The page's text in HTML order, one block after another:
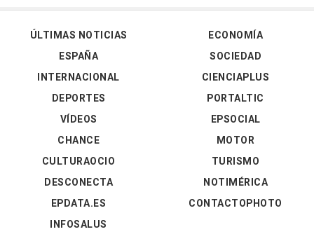
ÚLTIMAS NOTICIAS
ESPAÑA
INTERNACIONAL
DEPORTES
VÍDEOS
ECONOMÍA
SOCIEDAD
CIENCIAPLUS
PORTALTIC
EPSOCIAL
CHANCE
CULTURAOCIO
DESCONECTA
EPDATA.ES
INFOSALUS
MOTOR
TURISMO
NOTIMÉRICA
CONTACTOPHOTO